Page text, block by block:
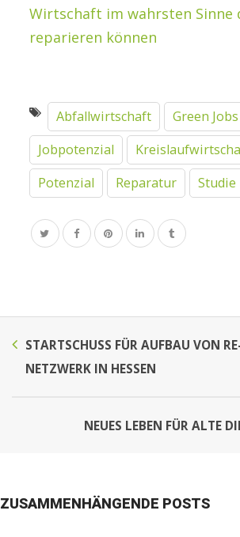
Wirtschaft im wahrsten Sinne
reparieren können
Abfallwirtschaft
Green Jobs
Jobpotenzial
Potenzial
Reparatur Studie
STARTSCHUSS FÜR AUFBAU VON
NETZWERK IN HESSEN
NEUES LEBEN FÜR ALTE
ZUSAMMENHÄNGENDE POSTS